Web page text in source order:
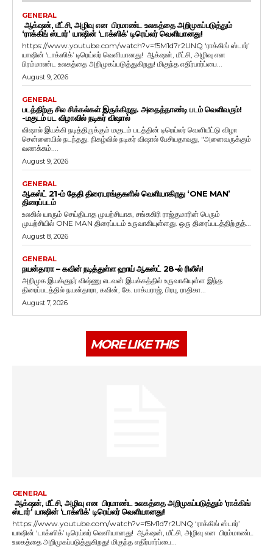
GENERAL
ஆக்‌ஷன், மீட்சி, அழிவு என பிரமாண்ட உலகத்தை அறிமுகப்படுத்தும்
‘ராக்கிங் ஸ்டார்’ யாஷின் ‘டாக்ஸிக்’ டிரெய்லர் வெளியானது!
https://www.youtube.com/watch?v=f5M1d7r2UNQ ‘ராக்கிங் ஸ்டார்’
யாஷின் ‘டாக்ஸிக்’ டிரெய்லர் வெளியானது! ஆக்‌ஷன், மீட்சி, அழிவு என
பிரம்மாண்ட உலகத்தை அறிமுகப்படுத்துகிறது! மிகுந்த எதிர்பார்ப்பை...
August 9, 2026
GENERAL
படத்திற்கு சில சிக்கல்கள் இருக்கிறது. அதைத்தாண்டி படம் வெளிவரும்!
-மகுடம் பட விழாவில் நடிகர் விஷால்
விஷால் இயக்கி நடித்திருக்கும் மகுடம் படத்தின் டிரெய்லர் வெளியீட்டு விழா
சென்னையில் நடந்தது. நிகழ்வில் நடிகர் விஷால் பேசியதாவது, "அனைவருக்கும்
வணக்கம்....
August 9, 2026
GENERAL
ஆகஸ்ட் 21-ம் தேதி திரையரங்குகளில் வெளியாகிறது ‘ONE MAN’
திரைப்படம்
உலகில் யாரும் செய்திடாத முயற்சியாக, சங்ககிரி ராஜ்குமாரின் பெரும்
முயற்சியில் ONE MAN திரைப்படம் உருவாகியுள்ளது. ஒரு திரைப்படத்திற்குத்...
August 8, 2026
GENERAL
நயன்தாரா – கவின் நடித்துள்ள ஹாய் ஆகஸ்ட் 28-ல் ரிலீஸ்!
அறிமுக இயக்குநர் விஷ்ணு எடவன் இயக்கத்தில் உருவாகியுள்ள இந்த
திரைப்படத்தில் நயன்தாரா, கவின், கே. பாக்யராஜ், பிரபு, ராதிகா...
August 7, 2026
MORE LIKE THIS
GENERAL
ஆக்‌ஷன், மீட்சி, அழிவு என பிரமாண்ட உலகத்தை அறிமுகப்படுத்தும் ‘ராக்கிங்
ஸ்டார்’ யாஷின் ‘டாக்ஸிக்’ டிரெய்லர் வெளியானது!
https://www.youtube.com/watch?v=f5M1d7r2UNQ ‘ராக்கிங் ஸ்டார்’
யாஷின் ‘டாக்ஸிக்’ டிரெய்லர் வெளியானது! ஆக்‌ஷன், மீட்சி, அழிவு என பிரம்மாண்ட
உலகத்தை அறிமுகப்படுத்துகிறது! மிகுந்த எதிர்பார்ப்பை...